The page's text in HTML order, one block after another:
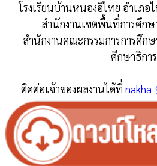
โรงเรียนบ้านหนองอิไทย อำเภอ
สำนักงานเขตพื้นที่การศึกษ
สำนักงานคณะกรรมการการศึก
ศึกษาธิการ
ติดต่อเจ้าของผลงานได้ที่